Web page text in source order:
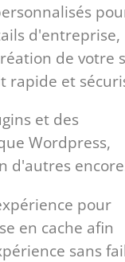
d'entreprise,
de votre
rapide et
et des
Wordpress,
d'autres
pour
en cache afin
sans